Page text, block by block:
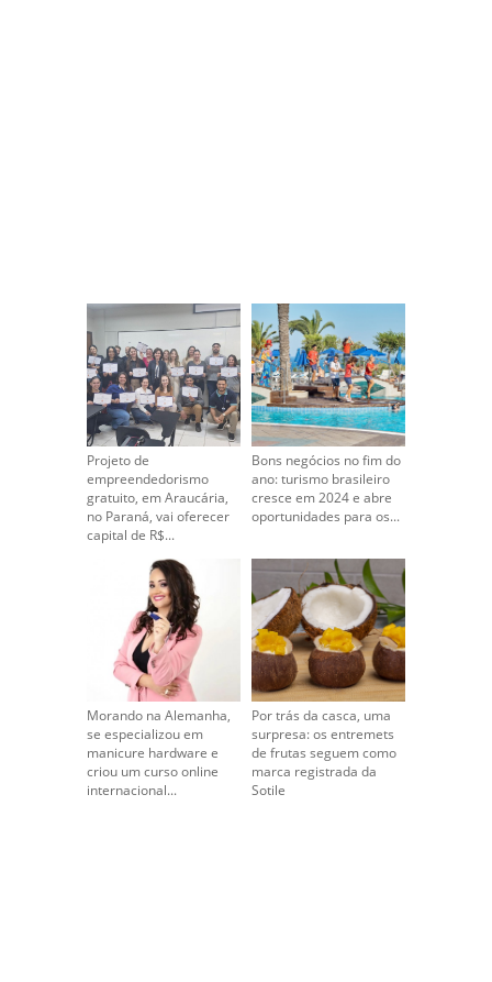
Projeto de
empreendedorismo
gratuito, em Araucária,
no Paraná, vai oferecer
capital de R$...
Bons negócios no fim do
ano: turismo brasileiro
cresce em 2024 e abre
oportunidades para os...
Morando na Alemanha,
se especializou em
manicure hardware e
criou um curso online
internacional...
Por trás da casca, uma
surpresa: os entremets
de frutas seguem como
marca registrada da
Sotile